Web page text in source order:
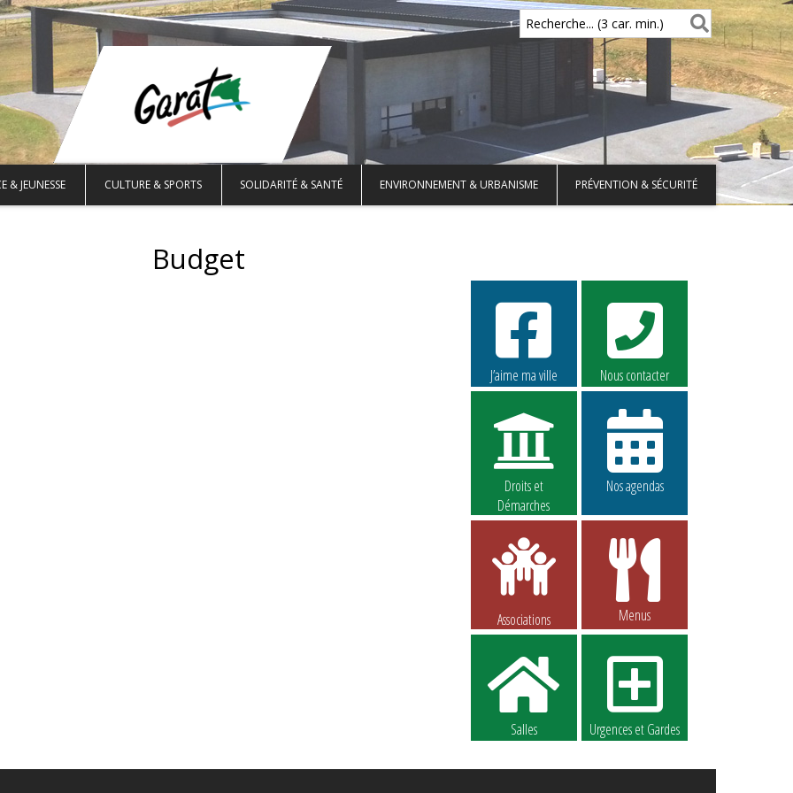
Recherche... (3 car. min.)
& JEUNESSE CULTURE & SPORTS SOLIDARITÉ & SANTÉ ENVIRONNEMENT & URBANISME PRÉVENTION & SÉCURITÉ
Budget
J’aime ma ville Nous contacter
Droits et
Démarches
Nos agendas
Associations Menus
Salles Urgences et Gardes